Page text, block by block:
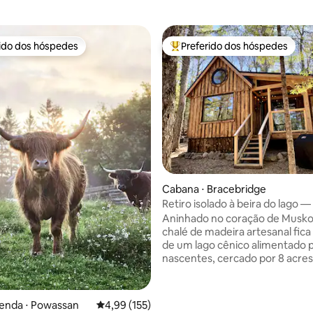
de 5, 234 avaliações
preferidos dos hóspedes
dos hóspedes
⋅ Powassan 4,99 de uma avaliação média de 5, 155
4,99 (155)
Entre os melhores preferidos
Preferido dos hóspedes
Cabana ⋅ Bracebridge
Retiro isolado à beira do lago
Hideaway
Aninhado no coração de
chalé de madeira artesanal fica
de um lago cênico alimentado
nascentes, cercado por 8